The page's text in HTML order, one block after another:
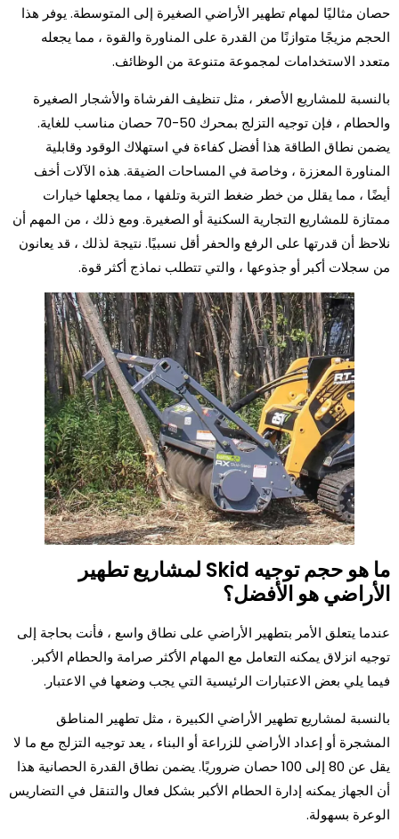
حصان مثاليًا لمهام تطهير الأراضي الصغيرة إلى المتوسطة. يوفر هذا
الحجم مزيجًا متوازنًا من القدرة على المناورة والقوة ، مما يجعله
متعدد الاستخدامات لمجموعة متنوعة من الوظائف.
بالنسبة للمشاريع الأصغر ، مثل تنظيف الفرشاة والأشجار الصغيرة
والحطام ، فإن توجيه التزلج بمحرك 50-70 حصان مناسب للغاية.
يضمن نطاق الطاقة هذا أفضل كفاءة في استهلاك الوقود وقابلية
المناورة المعززة ، وخاصة في المساحات الضيقة. هذه الآلات أخف
أيضًا ، مما يقلل من خطر ضغط التربة وتلفها ، مما يجعلها خيارات
ممتازة للمشاريع التجارية السكنية أو الصغيرة. ومع ذلك ، من المهم أن
نلاحظ أن قدرتها على الرفع والحفر أقل نسبيًا. نتيجة لذلك ، قد يعانون
من سجلات أكبر أو جذوعها ، والتي تتطلب نماذج أكثر قوة.
ما هو حجم توجيه Skid لمشاريع تطهير
الأراضي هو الأفضل؟
عندما يتعلق الأمر بتطهير الأراضي على نطاق واسع ، فأنت بحاجة إلى
توجيه انزلاق يمكنه التعامل مع المهام الأكثر صرامة والحطام الأكبر.
فيما يلي بعض الاعتبارات الرئيسية التي يجب وضعها في الاعتبار.
بالنسبة لمشاريع تطهير الأراضي الكبيرة ، مثل تطهير المناطق
المشجرة أو إعداد الأراضي للزراعة أو البناء ، يعد توجيه التزلج مع ما لا
يقل عن 80 إلى 100 حصان ضروريًا. يضمن نطاق القدرة الحصانية هذا
أن الجهاز يمكنه إدارة الحطام الأكبر بشكل فعال والتنقل في التضاريس
الوعرة بسهولة.